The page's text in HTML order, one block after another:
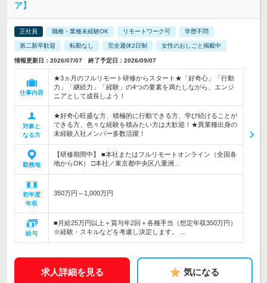
ア】
正社員 職種・業種未経験OK リモートワーク可 学歴不問
第二新卒歓迎 転勤なし 完全週休2日制 女性のおしごと掲載中
情報更新日：2026/07/07 終了予定日：2026/09/07
仕事内容
★3ヵ月のフルリモート研修からスタート★「好奇心」「行動
力」「継続力」「経験」の4つの要素を満たしながら、エンジ
ニアとして成長しよう！
対象と
なる方
★好奇心旺盛な方、積極的に行動できる方、学び続けることが
できる方、色々な経験を積みたい方は大歓迎！★異業種出身の
未経験入社メンバー多数活躍！
勤務地
【研修期間中】 ■本社またはフルリモートオンライン（全国各
地からOK） □本社／東京都中央区八重洲…
初年度
年収
350万円～1,000万円
給与
■月給25万円以上＋賞与年2回＋各種手当（想定年収350万円）
※経験・スキルなどを考慮し決定します。 …
求人詳細を見る 気になる